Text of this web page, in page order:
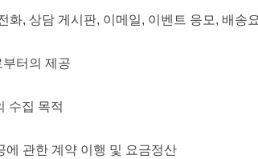
화, 상담 게시판, 이메일, 이벤트 응모, 배송
터의 제공
수집 목적
에 관한 계약 이행 및 요금정산